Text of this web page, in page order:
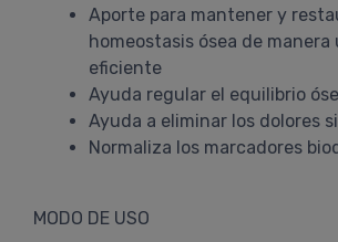
Aporte para mantener y
homeostasis ósea de manera
eficiente
Ayuda regular el equilibrio
Ayuda a eliminar los dolores
Normaliza los marcadores
MODO DE USO